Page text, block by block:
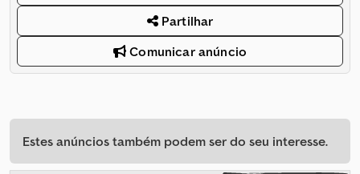
Partilhar
Comunicar anúncio
Estes anúncios também podem ser do seu interesse.